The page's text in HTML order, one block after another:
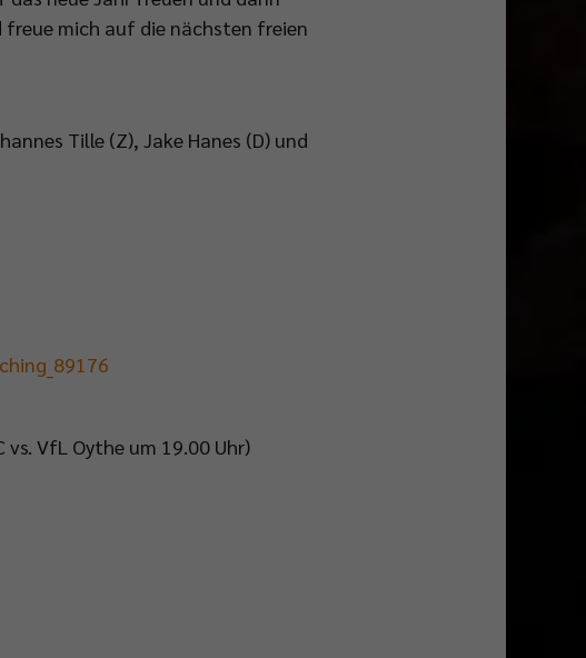
mich auf die nächsten freien
Tille (Z), Jake Hanes (D) und
vs. VfL Oythe um 19.00 Uhr)